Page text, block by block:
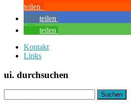
teilen
teilen
teilen
Kontakt
Links
ui. durchsuchen
nach: